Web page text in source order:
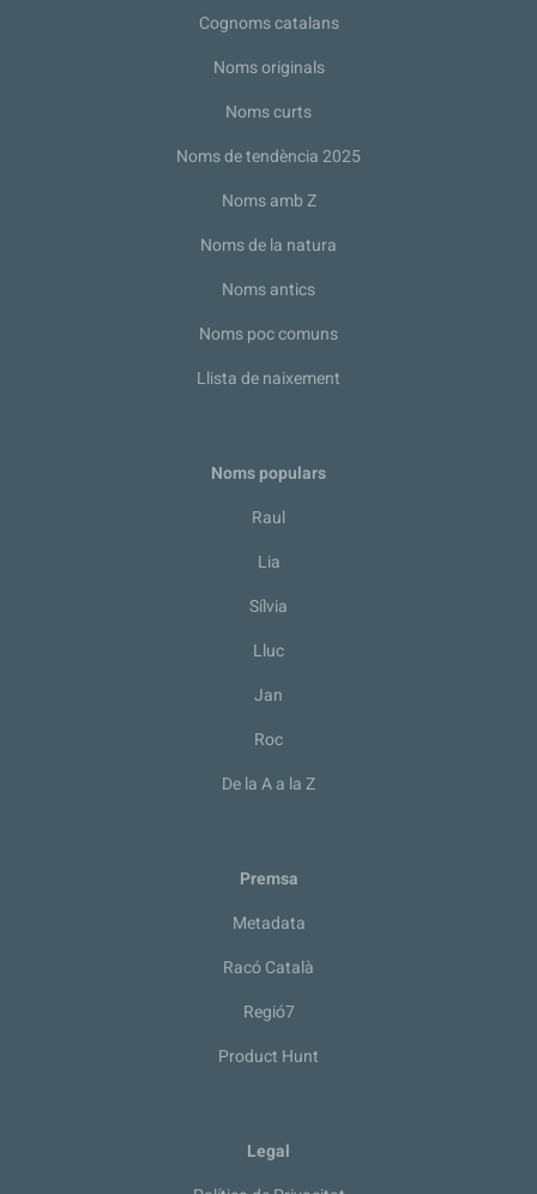
Cognoms catalans
Noms originals
Noms curts
Noms de tendència 2025
Noms amb Z
Noms de la natura
Noms antics
Noms poc comuns
Llista de naixement
Noms populars
Raul
Lia
Sílvia
Lluc
Jan
Roc
De la A a la Z
Premsa
Metadata
Racó Català
Regió7
Product Hunt
Legal